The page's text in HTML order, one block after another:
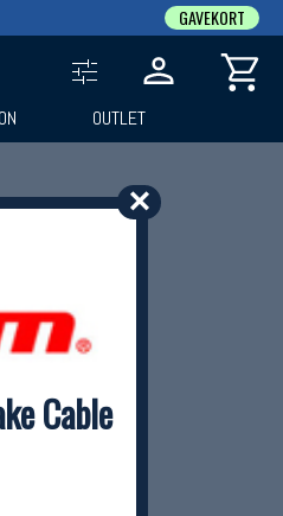
✕
Cable
GAVEKORT
OUTLET